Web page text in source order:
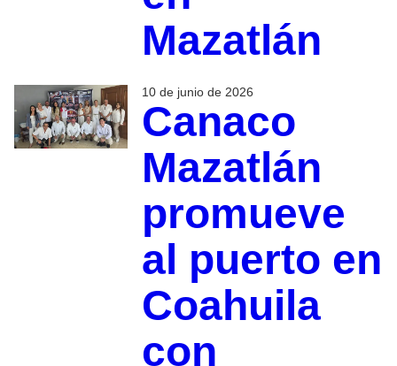
Mazatlán
10 de junio de 2026
Canaco
Mazatlán
promueve
al puerto en
Coahuila
con